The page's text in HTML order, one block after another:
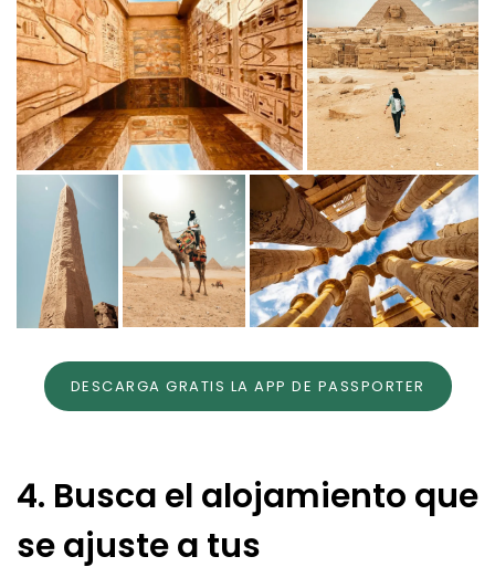
DESCARGA GRATIS LA APP DE PASSPORTER
4. Busca el alojamiento que
se ajuste a tus